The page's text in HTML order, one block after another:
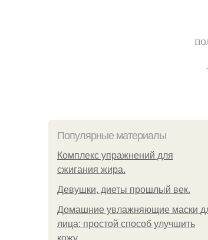
Популярные материалы
Комплекс упражнений для
сжигания жира.
Девушки, диеты прошлый век.
Домашние увлажняющие маски
лица: простой способ улучшить
кожу